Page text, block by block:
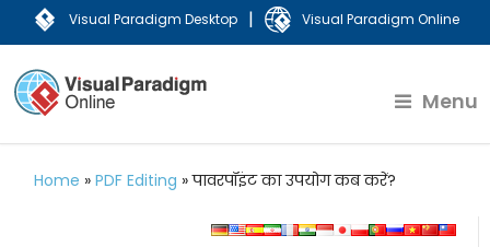
Visual Paradigm Desktop | Visual Paradigm Online
Menu
Home »PDF Editing »पावरपॉइंट का उपयोग कब करें?